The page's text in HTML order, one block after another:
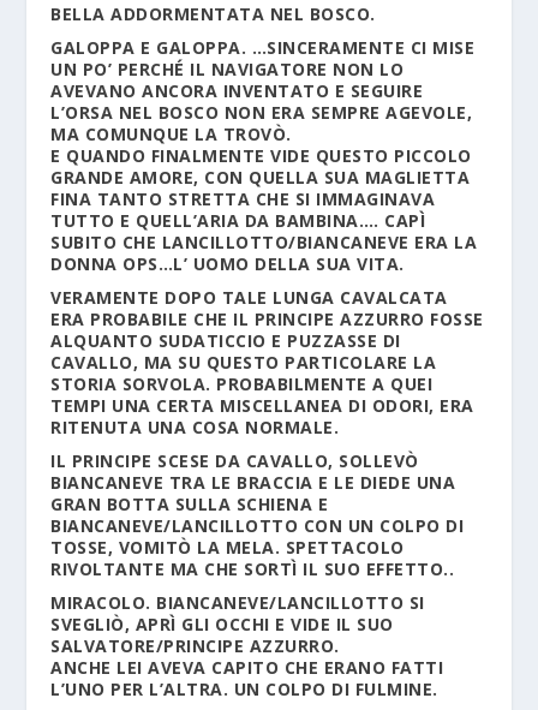
BELLA ADDORMENTATA NEL BOSCO.
GALOPPA E GALOPPA. …SINCERAMENTE CI MISE
UN PO’ PERCHÉ IL NAVIGATORE NON LO
AVEVANO ANCORA INVENTATO E SEGUIRE
L’ORSA NEL BOSCO NON ERA SEMPRE AGEVOLE,
MA COMUNQUE LA TROVÒ.
E QUANDO FINALMENTE VIDE QUESTO PICCOLO
GRANDE AMORE, CON QUELLA SUA MAGLIETTA
FINA TANTO STRETTA CHE SI IMMAGINAVA
TUTTO E QUELL’ARIA DA BAMBINA…. CAPÌ
SUBITO CHE LANCILLOTTO/BIANCANEVE ERA LA
DONNA OPS…L’ UOMO DELLA SUA VITA.
VERAMENTE DOPO TALE LUNGA CAVALCATA
ERA PROBABILE CHE IL PRINCIPE AZZURRO FOSSE
ALQUANTO SUDATICCIO E PUZZASSE DI
CAVALLO, MA SU QUESTO PARTICOLARE LA
STORIA SORVOLA. PROBABILMENTE A QUEI
TEMPI UNA CERTA MISCELLANEA DI ODORI, ERA
RITENUTA UNA COSA NORMALE.
IL PRINCIPE SCESE DA CAVALLO, SOLLEVÒ
BIANCANEVE TRA LE BRACCIA E LE DIEDE UNA
GRAN BOTTA SULLA SCHIENA E
BIANCANEVE/LANCILLOTTO CON UN COLPO DI
TOSSE, VOMITÒ LA MELA. SPETTACOLO
RIVOLTANTE MA CHE SORTÌ IL SUO EFFETTO..
MIRACOLO. BIANCANEVE/LANCILLOTTO SI
SVEGLIÒ, APRÌ GLI OCCHI E VIDE IL SUO
SALVATORE/PRINCIPE AZZURRO.
ANCHE LEI AVEVA CAPITO CHE ERANO FATTI
L’UNO PER L’ALTRA. UN COLPO DI FULMINE.